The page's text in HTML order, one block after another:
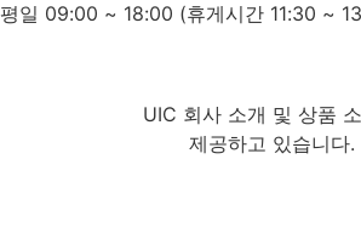
평일 09:00 ~ 18:00 (휴게시간 11:30 ~
UIC 회사 소개 및 상품
제공하고 있습니다.